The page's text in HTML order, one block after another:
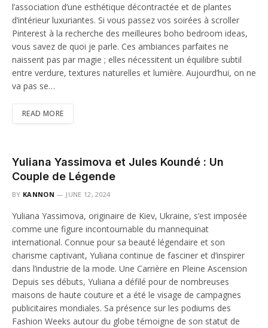
l’association d’une esthétique décontractée et de plantes
d’intérieur luxuriantes. Si vous passez vos soirées à scroller
Pinterest à la recherche des meilleures boho bedroom ideas,
vous savez de quoi je parle. Ces ambiances parfaites ne
naissent pas par magie ; elles nécessitent un équilibre subtil
entre verdure, textures naturelles et lumière. Aujourd’hui, on ne
va pas se…
READ MORE
Yuliana Yassimova et Jules Koundé : Un
Couple de Légende
BY KANNON JUNE 12, 2024
Yuliana Yassimova, originaire de Kiev, Ukraine, s’est imposée
comme une figure incontournable du mannequinat
international. Connue pour sa beauté légendaire et son
charisme captivant, Yuliana continue de fasciner et d’inspirer
dans l’industrie de la mode. Une Carrière en Pleine Ascension
Depuis ses débuts, Yuliana a défilé pour de nombreuses
maisons de haute couture et a été le visage de campagnes
publicitaires mondiales. Sa présence sur les podiums des
Fashion Weeks autour du globe témoigne de son statut de